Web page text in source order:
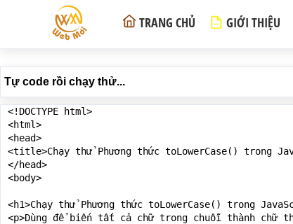
TRANG CHỦ GIỚI THIỆU
Tự code rồi chạy thử...
<!DOCTYPE html>
<html>
<head>
<title>Chạy thử Phương thức toLowerCase() trong
</head>
<body>
<h1>Chạy thử Phương thức toLowerCase() trong
<p>Dùng để biến tất cả chữ trong chuỗi thành chữ